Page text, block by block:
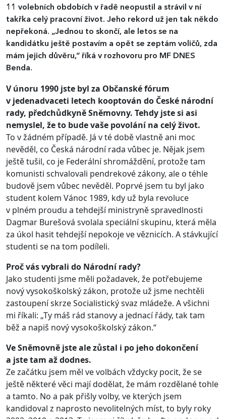
11 volebních obdobích v řadě neopustil a strávil v ní
takřka celý pracovní život. Jeho rekord už jen tak někdo
nepřekoná. „Jednou to skončí, ale letos se na
kandidátku ještě postavím a opět se zeptám voličů, zda
mám jejich důvěru,“ říká v rozhovoru pro MF DNES
Benda.
V únoru 1990 jste byl za Občanské fórum
v jedenadvaceti letech kooptován do České národní
rady, předchůdkyně Sněmovny. Tehdy jste si asi
nemyslel, že to bude vaše povolání na celý život.
To v žádném případě. Já v té době vlastně ani moc
nevěděl, co Česká národní rada vůbec je. Nějak jsem
ještě tušil, co je Federální shromáždění, protože tam
komunisti schvalovali pendrekové zákony, ale o téhle
budově jsem vůbec nevěděl. Poprvé jsem tu byl jako
student kolem Vánoc 1989, kdy už byla revoluce
v plném proudu a tehdejší ministryně spravedlnosti
Dagmar Burešová svolala speciální skupinu, která měla
za úkol hasit tehdejší nepokoje ve věznicích. A stávkující
studenti se na tom podíleli.
Proč vás vybrali do Národní rady?
Jako studenti jsme měli požadavek, že potřebujeme
nový vysokoškolský zákon, protože už jsme nechtěli
zastoupení skrze Socialistický svaz mládeže. A všichni
mi říkali: „Ty máš rád stanovy a jednací řády, tak tam
běž a napiš nový vysokoškolský zákon.“
Ve Sněmovně jste ale zůstal i po jeho dokončení
a jste tam až dodnes.
Ze začátku jsem měl ve volbách vždycky pocit, že se
ještě některé věci mají dodělat, že mám rozdělané tohle
a tamto. No a pak přišly volby, ve kterých jsem
kandidoval z naprosto nevolitelných míst, to byly roky